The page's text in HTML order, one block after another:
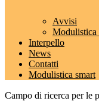
Avvisi
Modulistica
Interpello
News
Contatti
Modulistica smart
Campo di ricerca per le